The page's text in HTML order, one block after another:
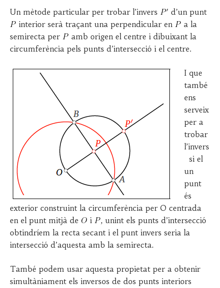
Un mètode particular per trobar l’invers
d’un punt
interior serà traçant una perpendicular en
a la
semirecta per
amb origen el centre i dibuixant la
circumferència pels punts d’intersecció i el centre.
I que
també
ens
serveix
per a
trobar
l’invers
si el
un
punt
és
exterior construint la circumferència per O centrada
en el punt mitjà de
i
, unint els punts d’intersecció
obtindríem la recta secant i el punt invers seria la
intersecció d’aquesta amb la semirecta.
També podem usar aquesta propietat per a obtenir
simultàniament els inversos de dos punts interiors